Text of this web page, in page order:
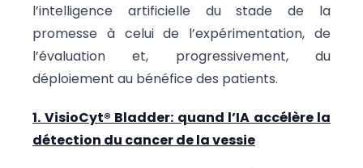
l’intelligence artificielle du stade de la
promesse à celui de l’expérimentation, de
l’évaluation et, progressivement, du
déploiement au bénéfice des patients.
1. VisioCyt® Bladder: quand l’IA accélère la
détection du cancer de la vessie